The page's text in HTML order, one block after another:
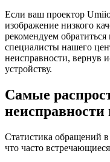
Если ваш проектор
изображение низкого
рекомендуем
специалисты нашего
неисправности, вернув
устройству.
Самые
неисправности
Статистика обращений
что часто